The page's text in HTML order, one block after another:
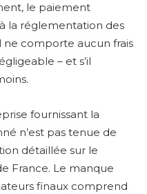
le paiement
la réglementation des
ne comporte aucun frais
– et s’il
fournissant la
n’est pas tenue de
détaillée sur le
France. Le manque
finaux comprend